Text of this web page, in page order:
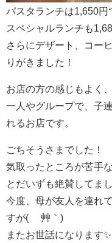
パスタランチは1,650円
スペシャルランチも
さらにデザート、コー
りがきました！
お店の方の感じもよく
一人やグループで、子
れるお店です。
ごちそうさまでした！
気取ったところが苦手
とだいずも絶賛してまし
今度、母が友人を連れ
すが( ´艸｀)
またお世話になります✨